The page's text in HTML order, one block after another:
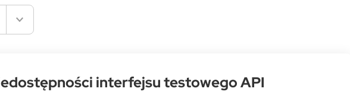
interfejsu testowego API